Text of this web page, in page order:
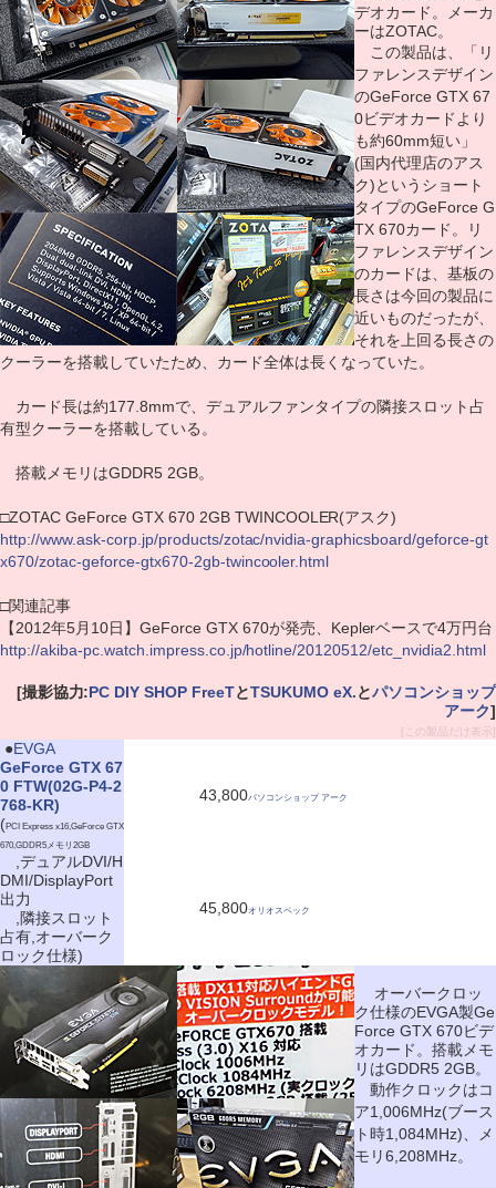
デオカード。メーカ
ーはZOTAC。
この製品は、「リ
ファレンスデザイン
のGeForce GTX 67
0ビデオカードより
も約60mm短い」
(国内代理店のアス
ク)というショート
タイプのGeForce G
TX 670カード。リ
ファレンスデザイン
のカードは、基板の
長さは今回の製品に
近いものだったが、
それを上回る長さの
クーラーを搭載していたため、カード全体は長くなっていた。
カード長は約177.8mmで、デュアルファンタイプの隣接スロット占
有型クーラーを搭載している。
搭載メモリはGDDR5 2GB。
□ZOTAC GeForce GTX 670 2GB TWINCOOLER(アスク)
http://www.ask-corp.jp/products/zotac/nvidia-graphicsboard/geforce-gt
x670/zotac-geforce-gtx670-2gb-twincooler.html
□関連記事
【2012年5月10日】GeForce GTX 670が発売、Keplerベースで4万円台
http://akiba-pc.watch.impress.co.jp/hotline/20120512/etc_nvidia2.html
[撮影協力:PC DIY SHOP FreeTとTSUKUMO eX.とパソコンショップ
アーク]
[この製品だけ表示]
●EVGA
GeForce GTX 67
0 FTW(02G-P4-2
768-KR)
(PCI Express x16,GeForce GTX
670,GDDR5メモリ2GB
,デュアルDVI/H
DMI/DisplayPort
出力
,隣接スロット
占有,オーバーク
ロック仕様)
43,800パソコンショップ アーク
45,800オリオスペック
オーバークロッ
ク仕様のEVGA製Ge
Force GTX 670ビデ
オカード。搭載メモ
リはGDDR5 2GB。
動作クロックはコ
ア1,006MHz(ブース
ト時1,084MHz)、メ
モリ6,208MHz。